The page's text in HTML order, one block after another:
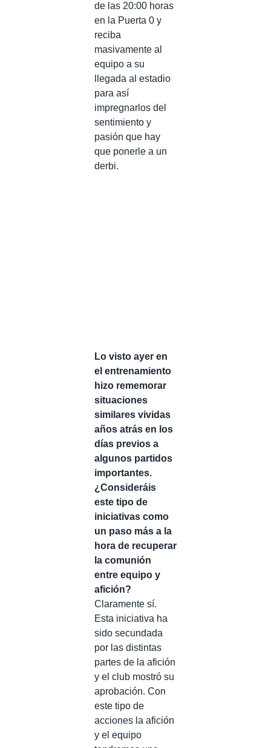
de las 20:00 horas
en la Puerta 0 y
reciba
masivamente al
equipo a su
llegada al estadio
para así
impregnarlos del
sentimiento y
pasión que hay
que ponerle a un
derbi.
Lo visto ayer en
el entrenamiento
hizo rememorar
situaciones
similares vividas
años atrás en los
días previos a
algunos partidos
importantes.
¿Consideráis
este tipo de
iniciativas como
un paso más a la
hora de recuperar
la comunión
entre equipo y
afición?
Claramente sí.
Esta iniciativa ha
sido secundada
por las distintas
partes de la afición
y el club mostró su
aprobación. Con
este tipo de
acciones la afición
y el equipo